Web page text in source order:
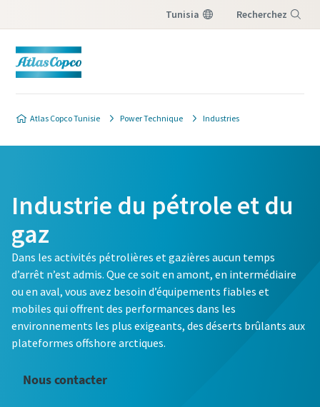
Tunisia Recherchez
Atlas Copco Tunisie Power Technique Industries
Industrie du pétrole et du
gaz
Dans les activités pétrolières et gazières aucun temps
d’arrêt n’est admis. Que ce soit en amont, en intermédiaire
ou en aval, vous avez besoin d’équipements fiables et
mobiles qui offrent des performances dans les
environnements les plus exigeants, des déserts brûlants aux
plateformes offshore arctiques.
Nous contacter